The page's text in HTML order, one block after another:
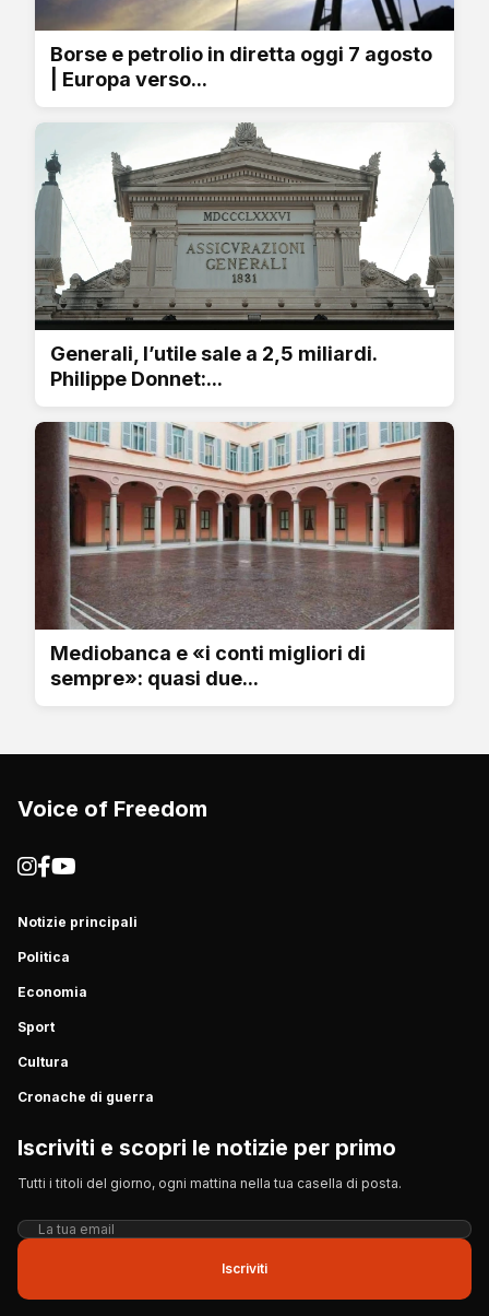
Borse e petrolio in diretta oggi 7 agosto
| Europa verso...
Generali, l’utile sale a 2,5 miliardi.
Philippe Donnet:...
Mediobanca e «i conti migliori di
sempre»: quasi due...
Voice of Freedom
Notizie principali
Politica
Economia
Sport
Cultura
Cronache di guerra
Iscriviti e scopri le notizie per primo
Tutti i titoli del giorno, ogni mattina nella tua casella di posta.
Iscriviti